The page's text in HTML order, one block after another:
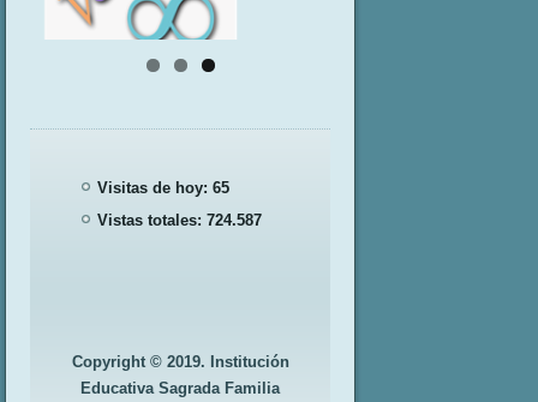
Visitas de hoy:65
Vistas totales:724.587
Copyright © 2019. Institución
Educativa Sagrada Familia